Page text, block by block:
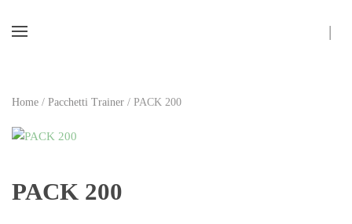
Home / Pacchetti Trainer / PACK 200
PACK 200